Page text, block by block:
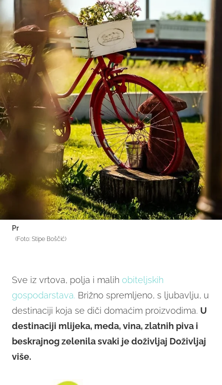
Pr
(Foto: Stipe Boščić)
Sve iz vrtova, polja i malih obiteljskih
gospodarstava. Brižno spremljeno, s ljubavlju, u
destinaciji koja se diči domaćim proizvodima. U
destinaciji mlijeka, meda, vina, zlatnih piva i
beskrajnog zelenila svaki je doživljaj Doživljaj
više.